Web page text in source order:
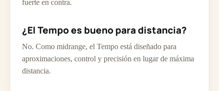
fuerte en contra.
¿El Tempo es bueno para distancia?
No. Como midrange, el Tempo está diseñado para
aproximaciones, control y precisión en lugar de máxima
distancia.